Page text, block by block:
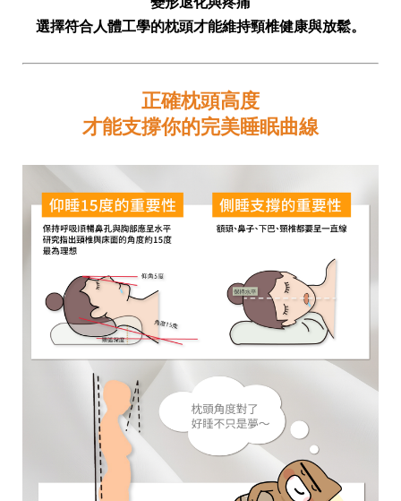
選擇符合人體工學的枕頭才能維持頸椎健康與放鬆。
正確枕頭高度
才能支撐你的完美睡眠曲線